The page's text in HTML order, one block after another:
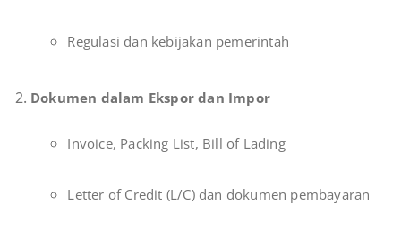
Regulasi dan kebijakan pemerintah
Dokumen dalam Ekspor dan Impor
Invoice, Packing List, Bill of Lading
Letter of Credit (L/C) dan dokumen pembayaran